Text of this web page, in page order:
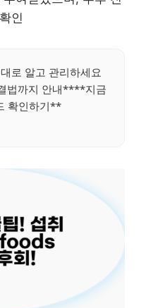
인
로 알고 관리하세요
법까지 안내****지금
확인하기**